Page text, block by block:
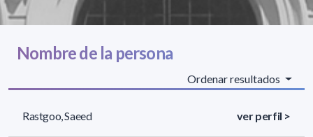
Nombre de la persona
Ordenar resultados
Rastgoo, Saeed ver perfil >